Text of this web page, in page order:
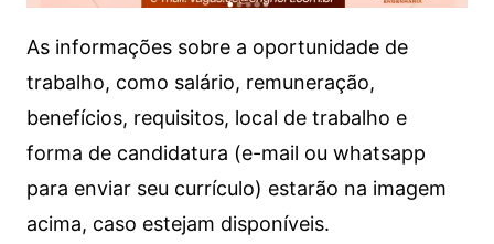
As informações sobre a oportunidade de
trabalho, como salário, remuneração,
benefícios, requisitos, local de trabalho e
forma de candidatura (e-mail ou whatsapp
para enviar seu currículo) estarão na imagem
acima, caso estejam disponíveis.